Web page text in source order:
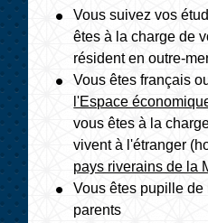
Vous suivez vos
êtes à la charge de
résident en outre-
Vous êtes français
l'Espace
vous êtes à la
vivent à l'étranger
pays riverains de la
Vous êtes pupille
parents